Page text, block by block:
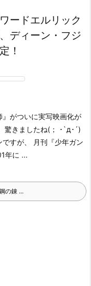
ードエルリック
ディーン・フジ
！
がついに実写映画化が
驚きましたね(； ･`д･´)
すが、 月刊『少年ガン
年に ...
の錬 ...